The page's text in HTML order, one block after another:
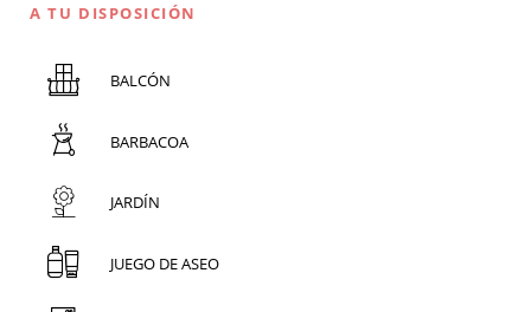
A TU DISPOSICIÓN
BALCÓN
BARBACOA
JARDÍN
JUEGO DE ASEO